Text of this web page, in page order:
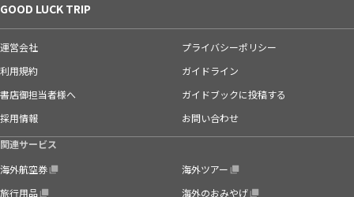
GOOD LUCK TRIP
運営会社
プライバシーポリシー
利用規約
ガイドライン
書店御担当者様へ
ガイドブックに投稿する
採用情報
お問い合わせ
関連サービス
海外航空券
海外ツアー
旅行用品
海外のおみやげ